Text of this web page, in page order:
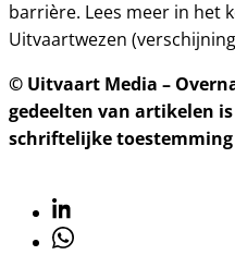
barriѐre. Lees meer in het
Uitvaartwezen
© Uitvaart Media –
gedeelten van artikelen
schriftelijke
Linkedin
Whatsapp